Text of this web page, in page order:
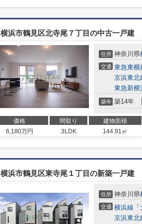
横浜市鶴見区北寺尾７丁目の中古一戸建
住所 神奈川県
交通 東急東横
京浜東北
東急新横
築年 築14年
価格 間取り 建物面積
6,180万円 3LDK 144.91㎡
横浜市鶴見区東寺尾１丁目の新築一戸建
住所 神奈川県
交通 横浜線 「
京浜東北